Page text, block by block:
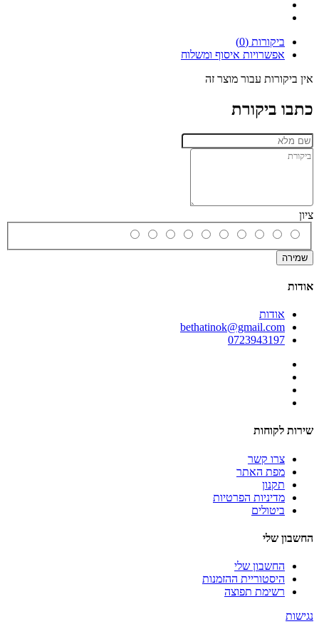
ביקורות (0)
אפשרויות איסוף ומשלוח
אין ביקורות עבור מוצר זה
כתבו ביקורת
ציון
שמירה
אודות
אודות
bethatinok@gmail.com
0723943197
שירות לקוחות
צרו קשר
מפת האתר
תקנון
מדיניות הפרטיות
ביטולים
החשבון שלי
החשבון שלי
היסטוריית ההזמנות
רשימת תפוצה
נגישות